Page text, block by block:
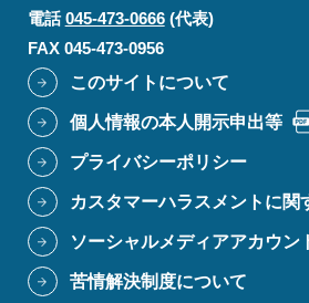
電話045-473-0666(代表)
FAX 045-473-0956
このサイトについて
個人情報の本人開示申出等
プライバシーポリシー
カスタマーハラスメントに関
ソーシャルメディアアカウン
苦情解決制度について